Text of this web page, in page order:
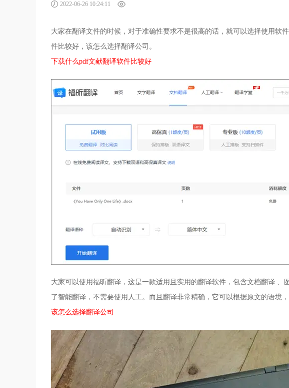
2022-06-26 10:24:11
大家在翻译文件的时候，对于准确性要求不是很高的话，就可以选择使用软
件比较好，该怎么选择翻译公司。
下载什么pdf文献翻译软件比较好
大家可以使用福昕翻译，这是一款适用且实用的翻译软件，包含文档翻译 、
了智能翻译，不需要使用人工。而且翻译非常精确，它可以根据原文的语境
该怎么选择翻译公司